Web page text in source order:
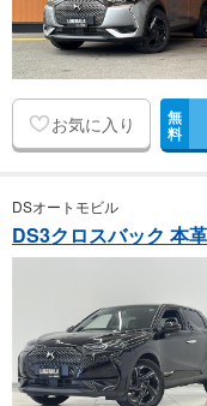
お気に入り 無
料
DSオートモビル
DS3クロスバック 本